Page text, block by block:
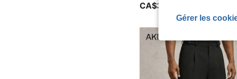
CA$33.08
Gérer les